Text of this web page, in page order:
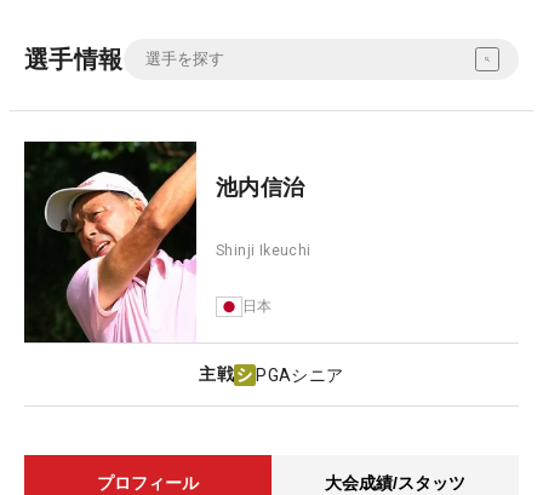
選手情報
池内信治
Shinji Ikeuchi
日本
主戦 PGAシニア
プロフィール 大会成績/スタッツ